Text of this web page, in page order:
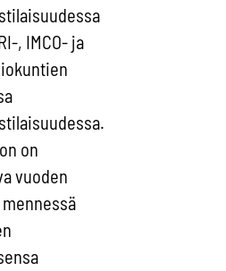
, IMCO- ja
on
vuoden